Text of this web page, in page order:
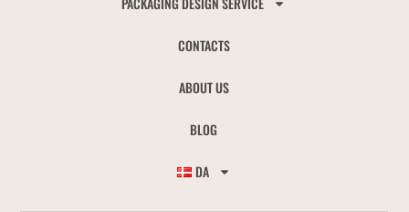
CONTACTS
ABOUT US
BLOG
DA